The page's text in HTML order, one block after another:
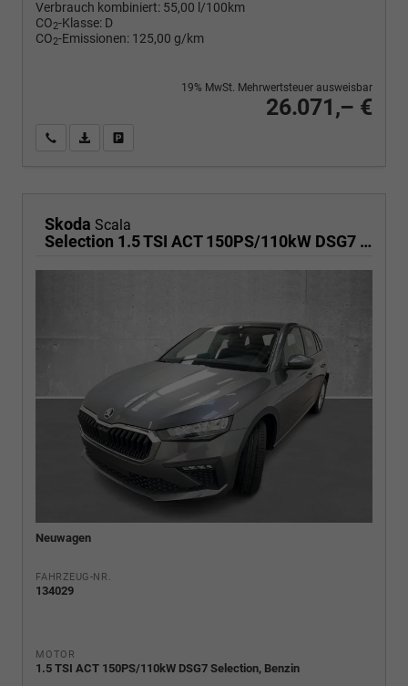
Verbrauch kombiniert: 55,00 l/100km
CO2-Klasse: D
CO2-Emissionen: 125,00 g/km
26.071,– €
19% MwSt. Mehrwertsteuer ausweisbar
Wir rufen Sie anPDF-Fahrzeugexposé drucken
Skoda Scala
Selection 1.5 TSI ACT 150PS/110kW DSG7 2027
Neuwagen
FAHRZEUG-NR.
134029
MOTOR
1.5 TSI ACT 150PS/110kW DSG7 Selection, Benzin